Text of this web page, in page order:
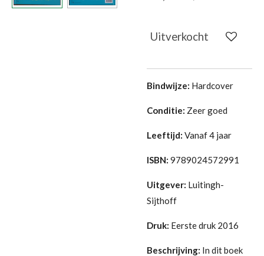
Uitverkocht
Bindwijze: Hardcover
Conditie: Zeer goed
Leeftijd: Vanaf 4 jaar
ISBN: 9789024572991
Uitgever: Luitingh-
Sijthoff
Druk: Eerste druk 2016
Beschrijving: In dit boek